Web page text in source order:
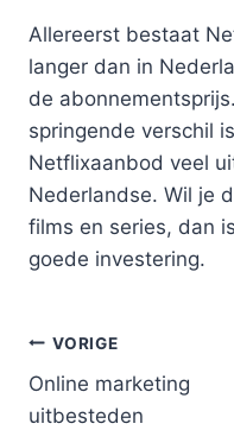
Allereerst bestaat
langer dan in
de
springende verschil
Netflixaanbod veel
Nederlandse. Wil je
films en series, dan
goede investering.
Bericht
navigatie
VORIGE
Online marketing
uitbesteden